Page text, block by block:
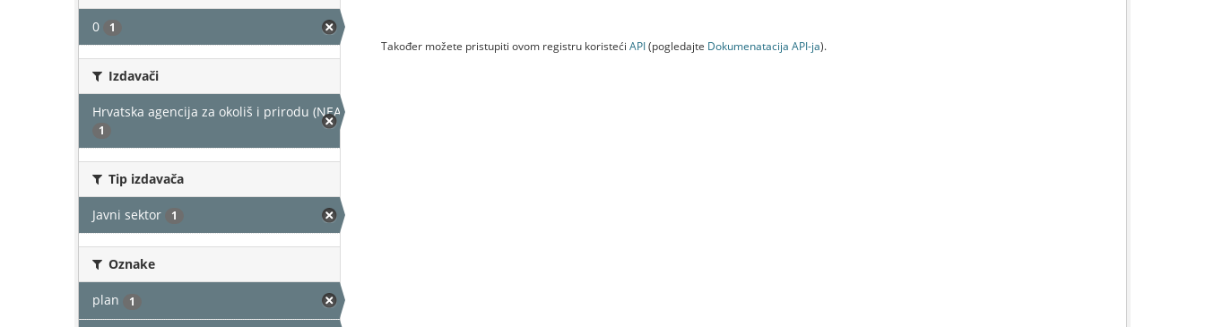
0 1
Izdavači
Hrvatska agencija za okoliš i prirodu (NEAKTIVAN)
1
Tip izdavača
Javni sektor 1
Oznake
plan 1
Također možete pristupiti ovom registru koristeći API(pogledajte Dokumenаtаcijа API-jа).